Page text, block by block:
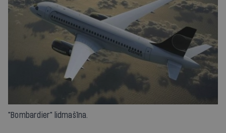
"Bombardier" lidmašīna.